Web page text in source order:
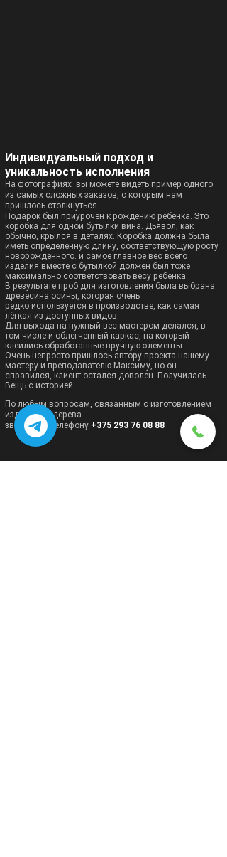
Индивидуальный подход и
уникальность исполнения
На фотографиях вы можете видеть пример одного
из самых сложных заказов, с которым нам
пришлось столкнуться.
Подарок был приурочен к рождению ребенка. Это
коробка для одной бутылки вина. Дьявол, как
обычно, крылся в деталях. Коробка должна была
иметь определенную длину, соответствующую росту
новорожденного. и самое главное вес всего
изделия вместе с бутылкой должен был тоже
максимально соответствовать весу ребенка.
В результате проб для изготовления была выбрана
древесина осины, которая очень
редко используется в производстве, как самая
лёгкая из доступных видов.
Для выхода на нужный вес мастером делался, в
том числе и облегченный каркас, на который
клеились обработанные вручную элементы.
Очень непросто пришлось автору проекта нашему
мастеру и преподавателю Максиму, но он
справился, клиент остался доволен. Получилась
Вещь с историей...
По любым вопросам, связанным с изготовлением
изделий из дерева
звоните по телефону +375 293 76 08 88